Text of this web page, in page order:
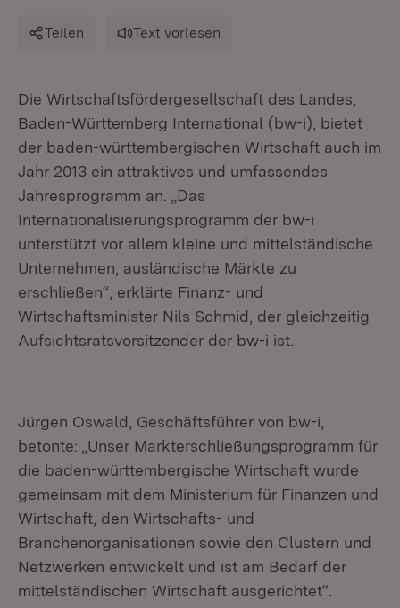
Teilen Text vorlesen
Die Wirtschaftsfördergesellschaft des Landes,
Baden-Württemberg International (bw-i), bietet
der baden-württembergischen Wirtschaft auch im
Jahr 2013 ein attraktives und umfassendes
Jahresprogramm an. „Das
Internationalisierungsprogramm der bw-i
unterstützt vor allem kleine und mittelständische
Unternehmen, ausländische Märkte zu
erschließen“, erklärte Finanz- und
Wirtschaftsminister Nils Schmid, der gleichzeitig
Aufsichtsratsvorsitzender der bw-i ist.
Jürgen Oswald, Geschäftsführer von bw-i,
betonte: „Unser Markterschließungsprogramm für
die baden-württembergische Wirtschaft wurde
gemeinsam mit dem Ministerium für Finanzen und
Wirtschaft, den Wirtschafts- und
Branchenorganisationen sowie den Clustern und
Netzwerken entwickelt und ist am Bedarf der
mittelständischen Wirtschaft ausgerichtet“.